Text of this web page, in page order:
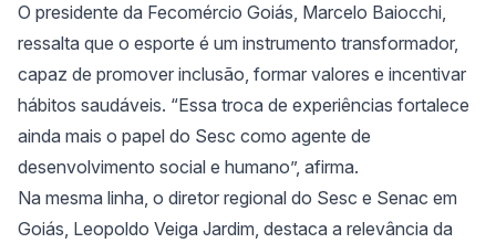
O presidente da Fecomércio Goiás, Marcelo Baiocchi,
ressalta que o esporte é um instrumento transformador,
capaz de promover inclusão, formar valores e incentivar
hábitos saudáveis. “Essa troca de experiências fortalece
ainda mais o papel do Sesc como agente de
desenvolvimento social e humano”, afirma.
Na mesma linha, o diretor regional do Sesc e Senac em
Goiás, Leopoldo Veiga Jardim, destaca a relevância da